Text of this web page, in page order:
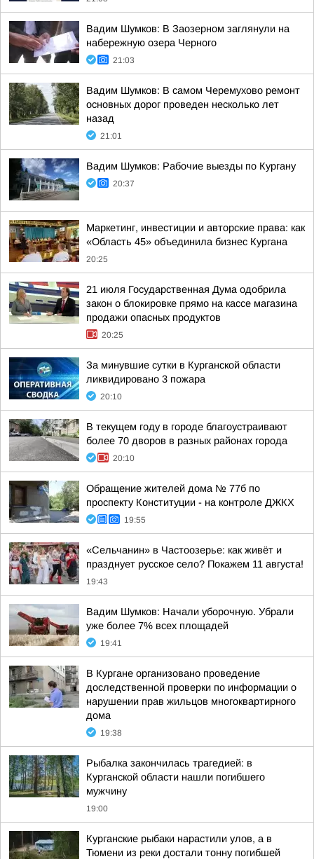
Вадим Шумков: В Заозерном заглянули на
набережную озера Черного
21:03
Вадим Шумков: В самом Черемухово ремонт
основных дорог проведен несколько лет
назад
21:01
Вадим Шумков: Рабочие выезды по Кургану
20:37
Маркетинг, инвестиции и авторские права: как
«Область 45» объединила бизнес Кургана
20:25
21 июля Государственная Дума одобрила
закон о блокировке прямо на кассе магазина
продажи опасных продуктов
20:25
За минувшие сутки в Курганской области
ликвидировано 3 пожара
20:10
В текущем году в городе благоустраивают
более 70 дворов в разных районах города
20:10
Обращение жителей дома № 77б по
проспекту Конституции - на контроле ДЖКХ
19:55
«Сельчанин» в Частоозерье: как живёт и
празднует русское село? Покажем 11 августа!
19:43
Вадим Шумков: Начали уборочную. Убрали
уже более 7% всех площадей
19:41
В Кургане организовано проведение
доследственной проверки по информации о
нарушении прав жильцов многоквартирного
дома
19:38
Рыбалка закончилась трагедией: в
Курганской области нашли погибшего
мужчину
19:00
Курганские рыбаки нарастили улов, а в
Тюмени из реки достали тонну погибшей